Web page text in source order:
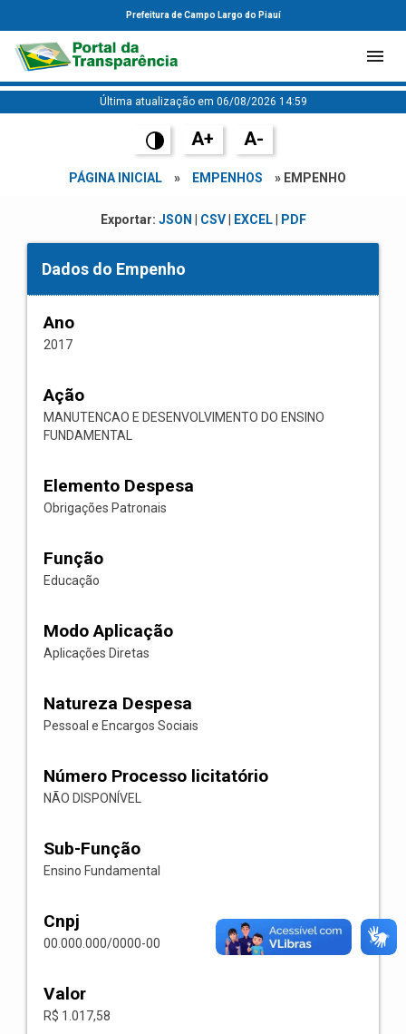
Prefeitura de Campo Largo do Piauí
Última atualização em 06/08/2026 14:59
A+ A-
PÁGINA INICIAL » EMPENHOS » EMPENHO
Exportar: JSON CSV| EXCEL| PDF
Dados do Empenho
Ano
2017
Ação
MANUTENCAO E DESENVOLVIMENTO DO ENSINO
FUNDAMENTAL
Elemento Despesa
Obrigações Patronais
Função
Educação
Modo Aplicação
Aplicações Diretas
Natureza Despesa
Pessoal e Encargos Sociais
Número Processo licitatório
NÃO DISPONÍVEL
Sub-Função
Ensino Fundamental
Cnpj
00.000.000/0000-00
Valor
R$ 1.017,58